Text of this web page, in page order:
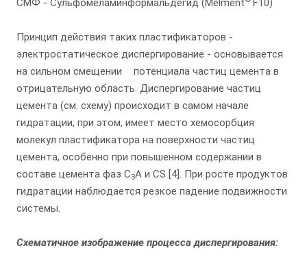
СМФ - Сульфомеламинформальдегид (Melment F10)
Принцип действия таких пластификаторов -
электростатическое диспергирование - основывается
на сильном смещении
потенциала частиц цемента в
отрицательную область. Диспергирование частиц
цемента (см. схему) происходит в самом начале
гидратации, при этом, имеет место хемосорбция
молекул пластификатора на поверхности частиц
цемента, особенно при повышенном содержании в
составе цемента фаз С3А и CS [4]. При росте продуктов
гидратации наблюдается резкое падение подвижности
системы.
Схематичное изображение процесса диспергирования: